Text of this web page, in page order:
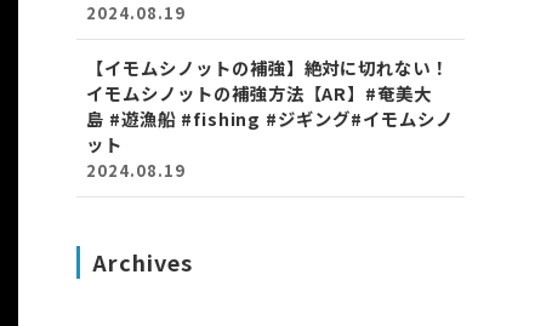
2024.08.19
【イモムシノットの補強】絶対に切れない！
イモムシノットの補強方法【AR】#奄美大
島 #遊漁船 #fishing #ジギング#イモムシノ
ット
2024.08.19
Archives